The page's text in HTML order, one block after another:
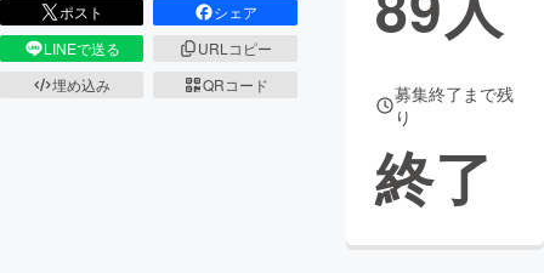
ポスト
シェア
LINEで送る
URLコピー
埋め込み
QRコード
募集終了まで残
り
終了